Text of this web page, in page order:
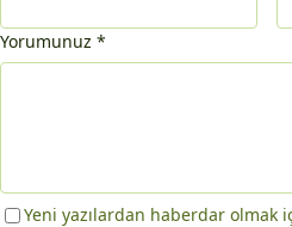
Yorumunuz *
Yeni yazılardan haberdar olmak